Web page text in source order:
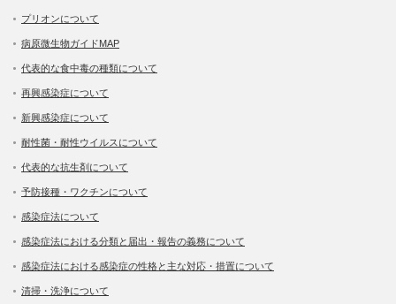
プリオンについて
病原微生物ガイドMAP
代表的な食中毒の種類について
再興感染症について
新興感染症について
耐性菌・耐性ウイルスについて
代表的な抗生剤について
予防接種・ワクチンについて
感染症法について
感染症法における分類と届出・報告の義務について
感染症法における感染症の性格と主な対応・措置について
清掃・洗浄について